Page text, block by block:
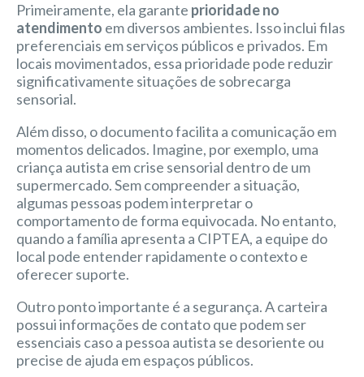
Primeiramente, ela garante prioridade no
atendimento em diversos ambientes. Isso inclui filas
preferenciais em serviços públicos e privados. Em
locais movimentados, essa prioridade pode reduzir
significativamente situações de sobrecarga
sensorial.
Além disso, o documento facilita a comunicação em
momentos delicados. Imagine, por exemplo, uma
criança autista em crise sensorial dentro de um
supermercado. Sem compreender a situação,
algumas pessoas podem interpretar o
comportamento de forma equivocada. No entanto,
quando a família apresenta a CIPTEA, a equipe do
local pode entender rapidamente o contexto e
oferecer suporte.
Outro ponto importante é a segurança. A carteira
possui informações de contato que podem ser
essenciais caso a pessoa autista se desoriente ou
precise de ajuda em espaços públicos.